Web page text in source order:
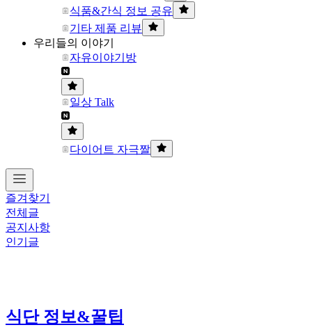
식품&간식 정보 공유
기타 제품 리뷰
우리들의 이야기
자유이야기방
일상 Talk
다이어트 자극짤
즐겨찾기
전체글
공지사항
인기글
식단 정보&꿀팁